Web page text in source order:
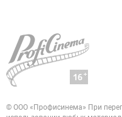
© ООО «Профисинема» При